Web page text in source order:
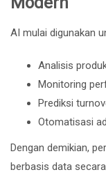
AI mulai digunakan
Analisis
Monitoring
Prediksi
Otomatisasi
Dengan demikian,
berbasis data